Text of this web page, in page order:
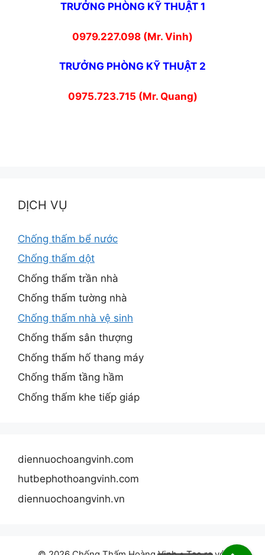
TRƯỞNG PHÒNG KỸ THUẬT 1
0979.227.098 (Mr. Vinh)
TRƯỞNG PHÒNG KỸ THUẬT 2
0975.723.715 (Mr. Quang)
DỊCH VỤ
Chống thấm bể nước
Chống thấm dột
Chống thấm trần nhà
Chống thấm tường nhà
Chống thấm nhà vệ sinh
Chống thấm sân thượng
Chống thấm hố thang máy
Chống thấm tầng hầm
Chống thấm khe tiếp giáp
diennuochoangvinh.com
hutbephothoangvinh.com
diennuochoangvinh.vn